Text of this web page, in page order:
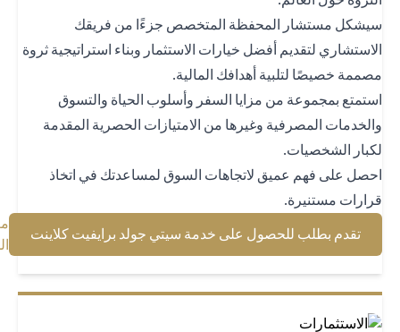
مستشار المحفظة المتخصص جزءًا من فريقك
لتقديم أفضل خيارات الاستثمار وبناء استراتيجية ثروة
خصيصًا لتلبية أهدافك المالية.
بمجموعة من مزايا السفر وأسلوب الحياة والتسوق
المصرفية وغيرها من الامتيازات الحصرية المقدمة
الشخصيات.
على فهم عميق لاتجاهات السوق لمساعدتك في اتخاذ
مستنيرة.
تقدم بطلب للحصول على خدمة سيتي جولد برايفيت كلاينتnew tab
معرفة
المزيد